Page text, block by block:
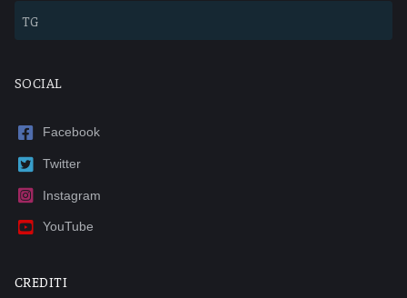
TG
SOCIAL
Facebook
Twitter
Instagram
YouTube
CREDITI